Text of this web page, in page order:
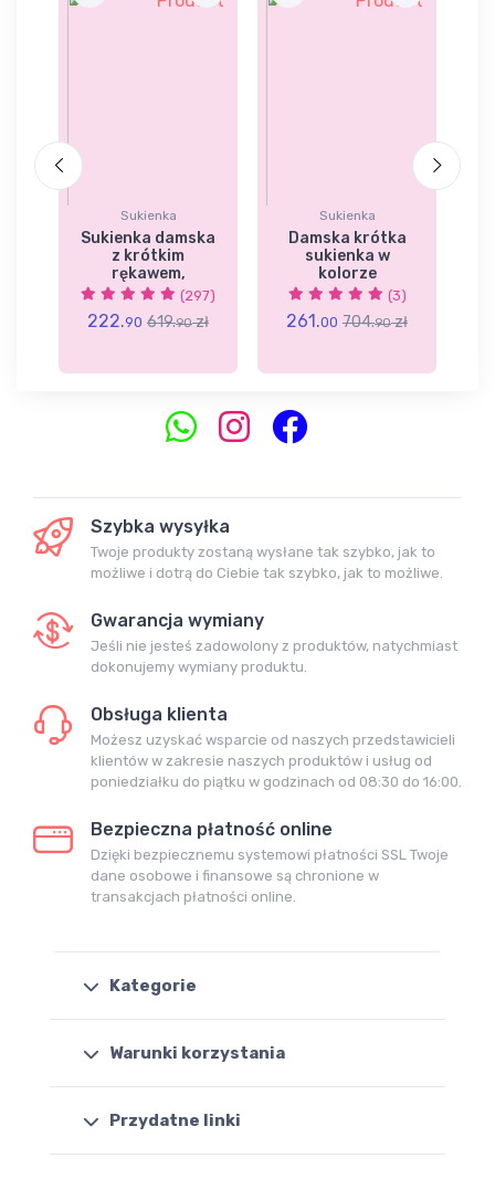
Sukienka
Sukienka damska
z krótkim
rękawem,
(297)
222.90 619.90zł
Sukienka
Damska krótka
sukienka w
kolorze
(3)
261.00 704.90zł
Szybka wysyłka
Twoje produkty zostaną wysłane tak szybko, jak to
możliwe i dotrą do Ciebie tak szybko, jak to możliwe.
Gwarancja wymiany
Jeśli nie jesteś zadowolony z produktów, natychmiast
dokonujemy wymiany produktu.
Obsługa klienta
Możesz uzyskać wsparcie od naszych przedstawicieli
klientów w zakresie naszych produktów i usług od
poniedziałku do piątku w godzinach od 08:30 do 16:00.
Bezpieczna płatność online
Dzięki bezpiecznemu systemowi płatności SSL Twoje
dane osobowe i finansowe są chronione w
transakcjach płatności online.
Kategorie
Warunki korzystania
Przydatne linki